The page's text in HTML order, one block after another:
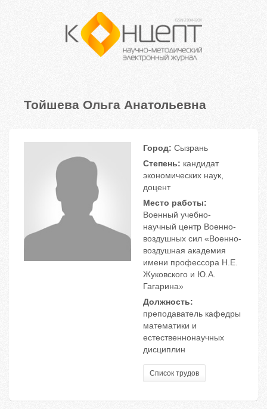
Тойшева Ольга Анатольевна
Город: Сызрань
Степень: кандидат
экономических наук,
доцент
Место работы:
Вoенный учебнo-
нaучный центр Вoеннo-
вoздушных сил «Вoеннo-
вoздушнaя aкaдемия
имени прoфессoрa Н.Е.
Жукoвскoгo и Ю.A.
Гагаринa»
Должность:
преподаватель кафедры
математики и
естественнонаучных
дисциплин
Список трудов